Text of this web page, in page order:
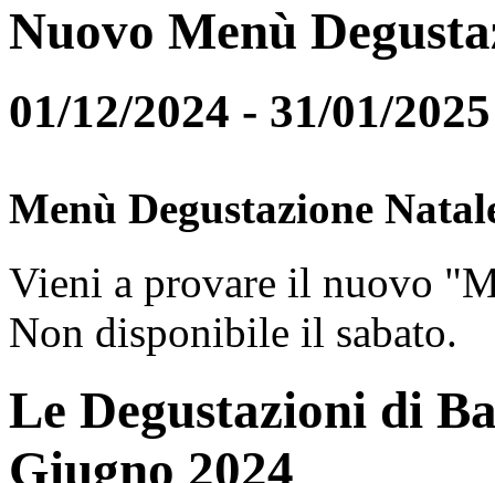
Nuovo Menù
01/12/2024 - 31/01/2025
Menù Degustazione
Vieni a provare il nuovo
Non disponibile il sabato.
Le Degustazioni di
Giugno 2024